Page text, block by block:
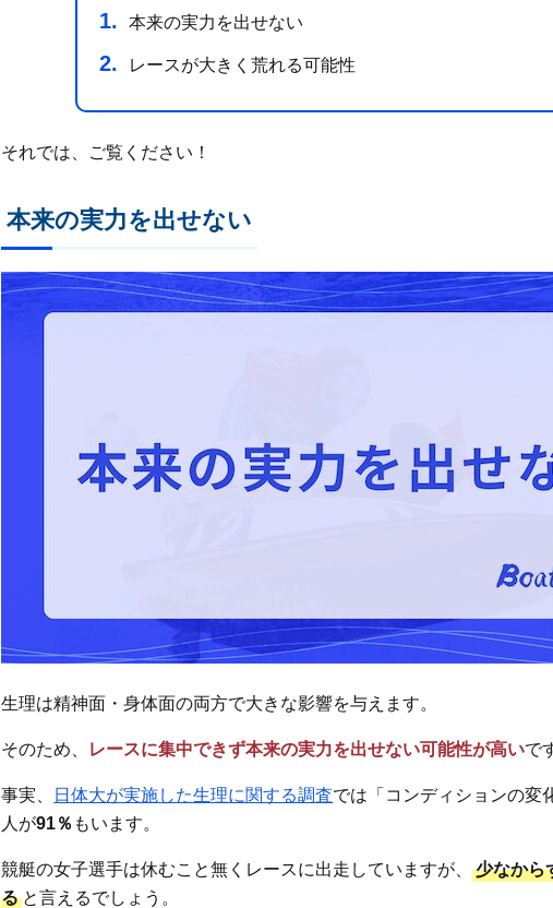
本来の実力を出せない
レースが大きく荒れる可能性
それでは、ご覧ください！
本来の実力を出せない
生理は精神面・身体面の両方で大きな影響を与えます。
そのため、 レースに集中できず本来の実力を出せない可能性が高いで
事実、 日体大が実施した生理に関する調査では「コンディションの変
人が91％ もいます。
競艇の女子選手は休むこと無くレースに出走していますが、少なから
る と言えるでしょう。